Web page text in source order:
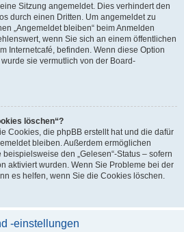
Sitzung angemeldet. Dies verhindert den
durch einen Dritten. Um angemeldet zu
„Angemeldet bleiben“ beim Anmelden
wenn Sie sich an einem öffentlichen
Internetcafé, befinden. Wenn diese Option
sie vermutlich von der Board-
löschen“?
Cookies, die phpBB erstellt hat und die dafür
bleiben. Außerdem ermöglichen
den „Gelesen“-Status – sofern
aktiviert wurden. Wenn Sie Probleme bei der
es helfen, wenn Sie die Cookies löschen.
-einstellungen